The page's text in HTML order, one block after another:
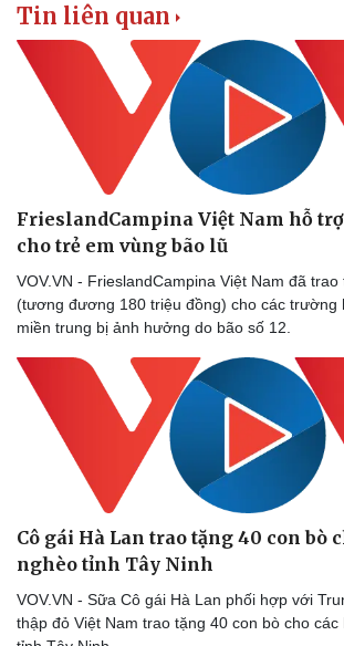
Thể thao
Bóng đá
Lịch thi đấu bóng đá
Thế giới thể thao
eSports
Ô tô - Xe
Xe máy
Tư vấn
Tin liên quan
FrieslandCampina Việt Nam hỗ
cho trẻ em vùng bão lũ
VOV.VN - FrieslandCampina Việt Nam đã
(tương đương 180 triệu đồng) cho các trường
miền trung bị ảnh hưởng do bão số 12.
Cô gái Hà Lan trao tặng 40 con bò
nghèo tỉnh Tây Ninh
VOV.VN - Sữa Cô gái Hà Lan phối hợp với
thập đỏ Việt Nam trao tặng 40 con bò cho